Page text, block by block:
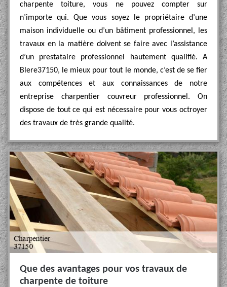
charpente toiture, vous ne pouvez compter sur
n’importe qui. Que vous soyez le propriétaire d’une
maison individuelle ou d’un bâtiment professionnel, les
travaux en la matière doivent se faire avec l’assistance
d’un prestataire professionnel hautement qualifié. A
Blere37150, le mieux pour tout le monde, c’est de se fier
aux compétences et aux connaissances de notre
entreprise charpentier couvreur professionnel. On
dispose de tout ce qui est nécessaire pour vous octroyer
des travaux de très grande qualité.
Que des avantages pour vos travaux de
charpente de toiture